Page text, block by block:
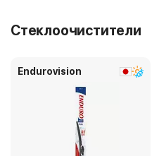
Стеклоочистители
Endurovision